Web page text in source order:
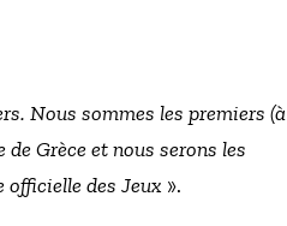
Nous sommes les premiers (à
Grèce et nous serons les
officielle des Jeux ».